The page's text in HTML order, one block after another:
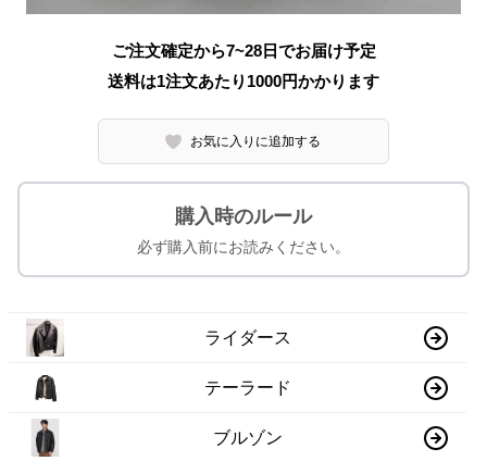
ご注文確定から7~28日でお届け予定
送料は1注文あたり 1000円かかります
お気に入りに追加する
購入時のルール
必ず購入前にお読みください。
ライダース
テーラード
ブルゾン